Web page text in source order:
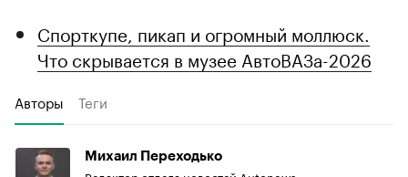
Спорткупе, пикап и огромный моллюск.
Что скрывается в музее АвтоВАЗа-2026
Авторы Теги
Михаил Переходько